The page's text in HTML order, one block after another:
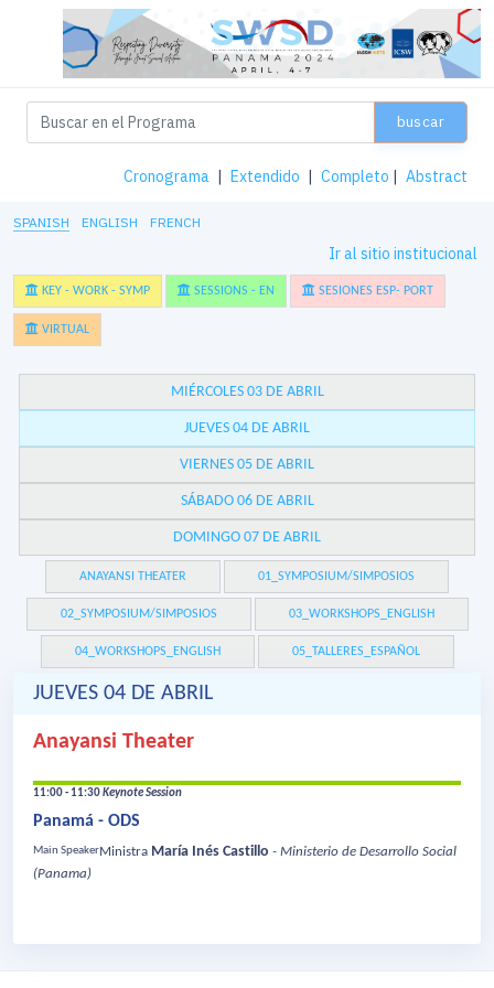
buscar
Cronograma | Extendido | Completo | Abstract
SPANISH ENGLISH FRENCH
Ir al sitio institucional
KEY - WORK - SYMP SESSIONS - EN SESIONES ESP- PORT
VIRTUAL
MIÉRCOLES 03 DE ABRIL
JUEVES 04 DE ABRIL
VIERNES 05 DE ABRIL
SÁBADO 06 DE ABRIL
DOMINGO 07 DE ABRIL
ANAYANSI THEATER 01_SYMPOSIUM/SIMPOSIOS
02_SYMPOSIUM/SIMPOSIOS 03_WORKSHOPS_ENGLISH
04_WORKSHOPS_ENGLISH 05_TALLERES_ESPAÑOL
JUEVES 04 DE ABRIL
Anayansi Theater
11:00 - 11:30Keynote Session
Panamá - ODS
Main SpeakerMinistra María Inés Castillo - Ministerio de Desarrollo Social
(Panama)